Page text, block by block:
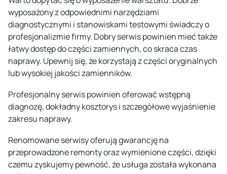
wyposażony z odpowiednimi narzędziami
diagnostycznymi i stanowiskami testowymi świadczy o
profesjonalizmie firmy. Dobry serwis powinien mieć także
łatwy dostęp do części zamiennych, co skraca czas
naprawy. Upewnij się, że korzystają z części oryginalnych
lub wysokiej jakości zamienników.
Profesjonalny serwis powinien oferować wstępną
diagnozę, dokładny kosztorys i szczegółowe wyjaśnienie
zakresu naprawy.
Renomowane serwisy oferują gwarancję na
przeprowadzone remonty oraz wymienione części, dzięki
czemu zyskujemy pewność, że usługa została wykonana